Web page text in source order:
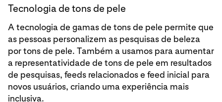
Tecnologia de tons de pele
A tecnologia de gamas de tons de pele permite que
as pessoas personalizem as pesquisas de beleza
por tons de pele. Também a usamos para aumentar
a representatividade de tons de pele em resultados
de pesquisas, feeds relacionados e feed inicial para
novos usuários, criando uma experiência mais
inclusiva.